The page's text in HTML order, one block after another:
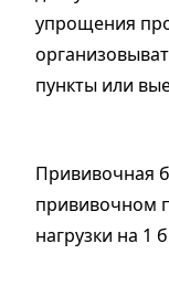
упрощения
пункты или
Прививочная
прививочном
нагрузки на 1